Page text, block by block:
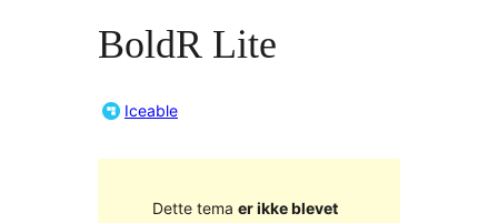
BoldR Lite
Iceable
Dette tema er ikke blevet